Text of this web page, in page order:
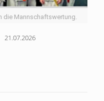
die Mannschaftswertung.
21.07.2026